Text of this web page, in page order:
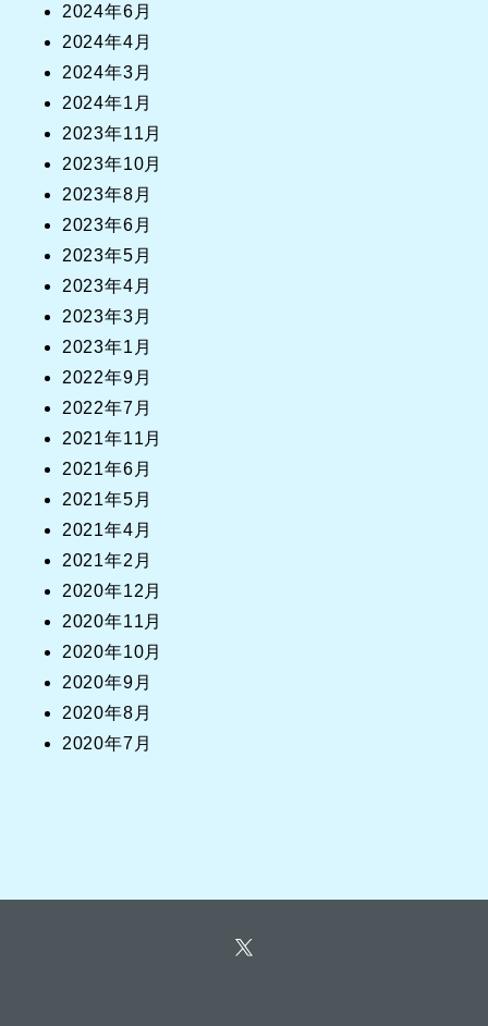
2024年6月
2024年4月
2024年3月
2024年1月
2023年11月
2023年10月
2023年8月
2023年6月
2023年5月
2023年4月
2023年3月
2023年1月
2022年9月
2022年7月
2021年11月
2021年6月
2021年5月
2021年4月
2021年2月
2020年12月
2020年11月
2020年10月
2020年9月
2020年8月
2020年7月